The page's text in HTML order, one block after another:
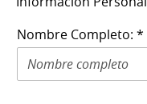
Nombre Completo: *